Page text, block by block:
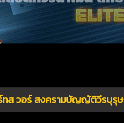
ร์ทส วอร์ สงครามบัญญัติวีรบุรุษ